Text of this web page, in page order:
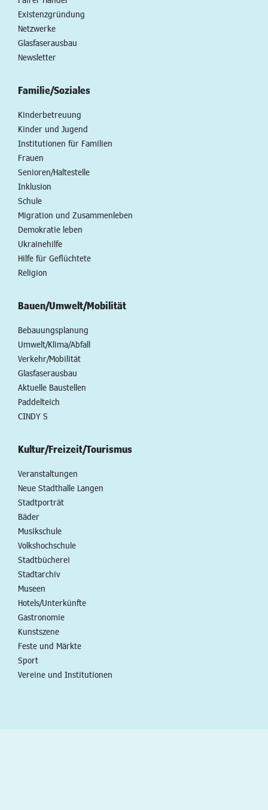
Existenzgründung
Netzwerke
Glasfaserausbau
Newsletter
Familie/Soziales
Kinderbetreuung
Kinder und Jugend
Institutionen für Familien
Frauen
Senioren/Haltestelle
Inklusion
Schule
Migration und Zusammenleben
Demokratie leben
Ukrainehilfe
Hilfe für Geflüchtete
Religion
Bauen/Umwelt/Mobilität
Bebauungsplanung
Umwelt/Klima/Abfall
Verkehr/Mobilität
Glasfaserausbau
Aktuelle Baustellen
Paddelteich
CINDY S
Kultur/Freizeit/Tourismus
Veranstaltungen
Neue Stadthalle Langen
Stadtporträt
Bäder
Musikschule
Volkshochschule
Stadtbücherei
Stadtarchiv
Museen
Hotels/Unterkünfte
Gastronomie
Kunstszene
Feste und Märkte
Sport
Vereine und Institutionen